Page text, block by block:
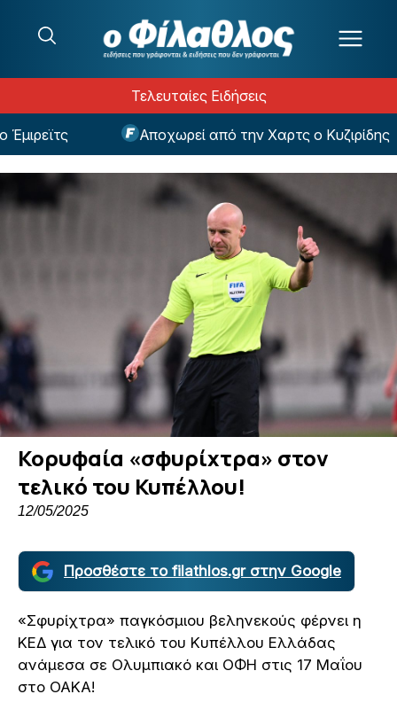
Τελευταίες Ειδήσεις
Αποχωρεί από την Χαρτς ο Κυζιρίδης
Κορυφαία «σφυρίχτρα» στον
τελικό του Κυπέλλου!
12/05/2025
Προσθέστε το filathlos.gr στην Google
«Σφυρίχτρα» παγκόσμιου βεληνεκούς φέρνει η
ΚΕΔ για τον τελικό του Κυπέλλου Ελλάδας
ανάμεσα σε Ολυμπιακό και ΟΦΗ στις 17 Μαΐου
στο ΟΑΚΑ!